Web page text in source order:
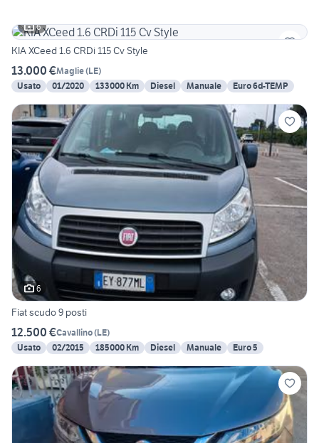
6
KIA XCeed 1.6 CRDi 115 Cv Style
13.000 €Maglie(LE)
Usato
01/2020 133000 Km Diesel Manuale Euro 6d-TEMP
6
Fiat scudo 9 posti
12.500 €Cavallino(LE)
Usato
02/2015 185000 Km Diesel Manuale Euro 5